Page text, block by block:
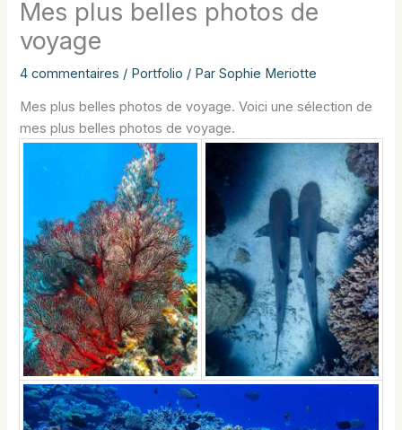
Mes plus belles photos de
voyage
4 commentaires / Portfolio / ParSophie Meriotte
Mes plus belles photos de voyage. Voici une sélection de
mes plus belles photos de voyage.